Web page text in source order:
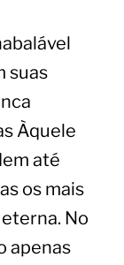
suas
Àquele
até
os mais
No
apenas